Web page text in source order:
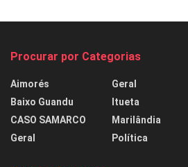
Procurar por Categorias
Aimorés
Baixo Guandu
CASO SAMARCO
Geral
Geral
Itueta
Marilândia
Política